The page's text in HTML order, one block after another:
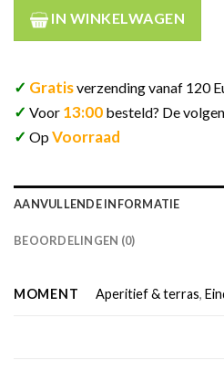
IN WINKELWAGEN
✓ Gratisverzending vanaf 120
✓ Voor 13:00 besteld? De
✓ OpVoorraad
AANVULLENDE INFORMATIE
BEOORDELINGEN (0)
MOMENT Aperitief & terras,